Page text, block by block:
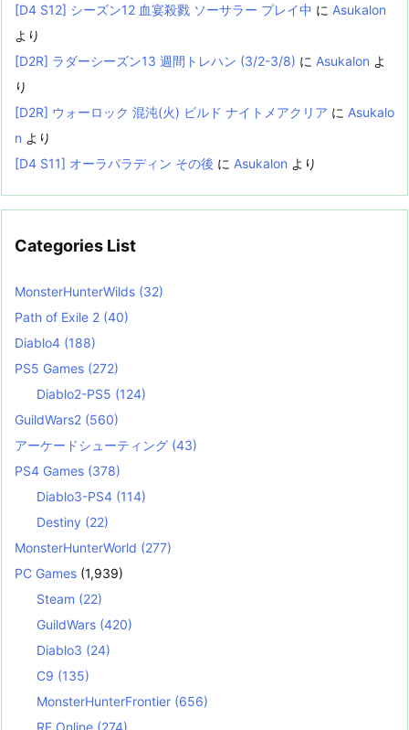
[D4 S12] シーズン12 血宴殺戮 ソーサラー プレイ中 に Asukalon
より
[D2R] ラダーシーズン13 週間トレハン (3/2-3/8) に Asukalon よ
り
[D2R] ウォーロック 混沌(火) ビルド ナイトメアクリア に Asukalo
n より
[D4 S11] オーラパラディン その後 に Asukalon より
Categories List
MonsterHunterWilds (32)
Path of Exile 2 (40)
Diablo4 (188)
PS5 Games (272)
Diablo2-PS5 (124)
GuildWars2 (560)
アーケードシューティング (43)
PS4 Games (378)
Diablo3-PS4 (114)
Destiny (22)
MonsterHunterWorld (277)
PC Games (1,939)
Steam (22)
GuildWars (420)
Diablo3 (24)
C9 (135)
MonsterHunterFrontier (656)
RF Online (274)